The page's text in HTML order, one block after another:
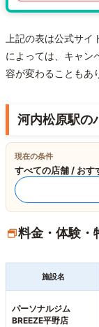
上記の表は公式サイ
によっては、キャン
容が変わることもあ
河内松原駅の
現在の条件
すべての店舗 / おす
料金・体験・
施設名
パーソナルジム
BREEZE平野店